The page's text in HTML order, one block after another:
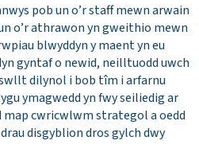
pob un o’r staff mewn arwain
o’r athrawon yn gweithio mewn
blwyddyn y maent yn eu
gyntaf o newid, neilltuodd uwch
dilynol i bob tîm i arfarnu
ymagwedd yn fwy seiliedig ar
map cwricwlwm strategol a oedd
disgyblion dros gylch dwy